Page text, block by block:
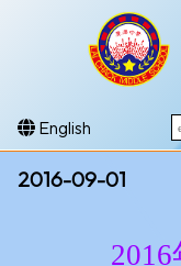
English
2016-09-01